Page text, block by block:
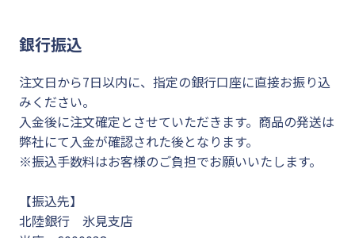
銀行振込
注文日から7日以内に、指定の銀行口座に直接お振り込
みください。
入金後に注文確定とさせていただきます。商品の発送は
弊社にて入金が確認された後となります。
※振込手数料はお客様のご負担でお願いいたします。
【振込先】
北陸銀行 氷見支店